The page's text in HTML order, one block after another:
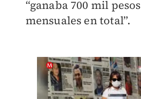
“ganaba 700 mil pesos
mensuales en total”.